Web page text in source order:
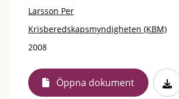
Larsson Per
Krisberedskapsmyndigheten (KBM)
2008
Öppna dokument